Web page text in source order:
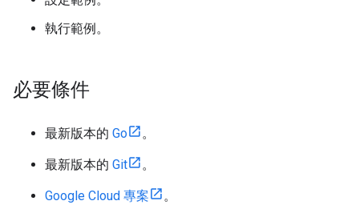
執行範例。
必要條件
最新版本的 Go 。
最新版本的 Git 。
Google Cloud 專案 。